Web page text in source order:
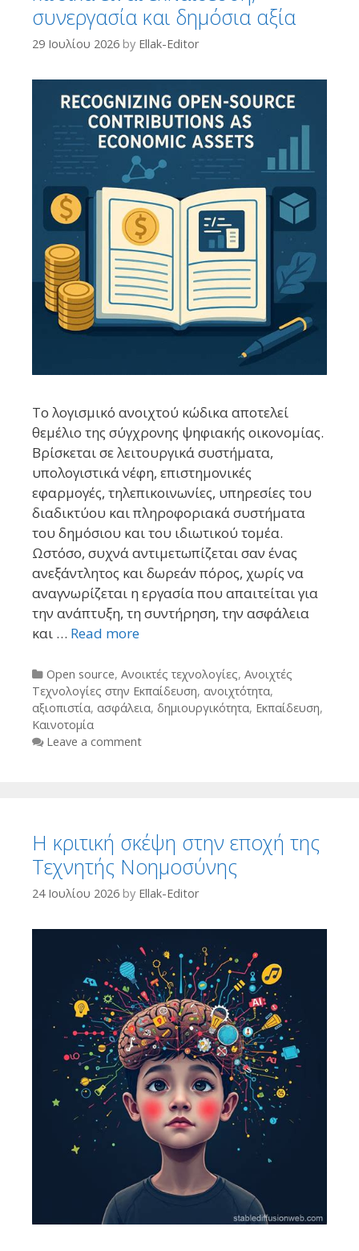
συνεργασία και δημόσια αξία
29 Ιουλίου 2026 by Ellak-Editor
Το λογισμικό ανοιχτού κώδικα αποτελεί
θεμέλιο της σύγχρονης ψηφιακής οικονομίας.
Βρίσκεται σε λειτουργικά συστήματα,
υπολογιστικά νέφη, επιστημονικές
εφαρμογές, τηλεπικοινωνίες, υπηρεσίες του
διαδικτύου και πληροφοριακά συστήματα
του δημόσιου και του ιδιωτικού τομέα.
Ωστόσο, συχνά αντιμετωπίζεται σαν ένας
ανεξάντλητος και δωρεάν πόρος, χωρίς να
αναγνωρίζεται η εργασία που απαιτείται για
την ανάπτυξη, τη συντήρηση, την ασφάλεια
και … Read more
Categories
Open source, Ανοικτές τεχνολογίες, Ανοιχτές
Τεχνολογίες στην Εκπαίδευση, ανοιχτότητα,
αξιοπιστία, ασφάλεια, δημιουργικότητα, Εκπαίδευση,
Καινοτομία
Leave a comment
Η κριτική σκέψη στην εποχή της
Τεχνητής Νοημοσύνης
24 Ιουλίου 2026 by Ellak-Editor